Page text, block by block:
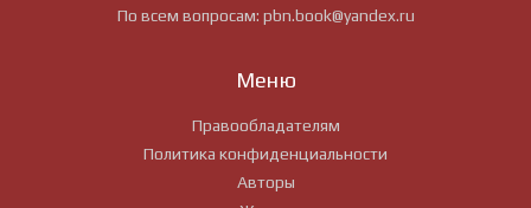
По всем вопросам: pbn.book@yandex.ru
Меню
Правообладателям
Политика конфиденциальности
Авторы